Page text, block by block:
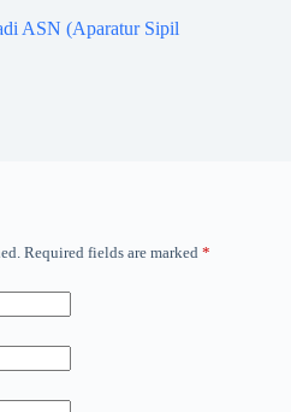
ASN (Aparatur Sipil
Required fields are marked *